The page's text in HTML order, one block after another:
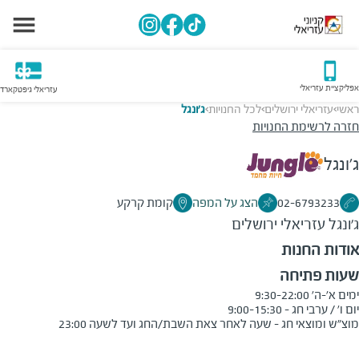
אפליקציית עזריאלי עזריאלי גיפטקארד
ראשי>עזריאלי ירושלים>לכל החנויות>ג'ונגל
חזרה לרשימת החנויות
ג'ונגל
02-6793233 הצג על המפה קומת קרקע
ג'ונגלעזריאלי ירושלים
אודות החנות
שעות פתיחה